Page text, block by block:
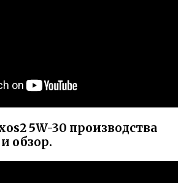
5W-30 производства
обзор.